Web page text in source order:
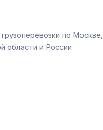
по Москве,
области и России